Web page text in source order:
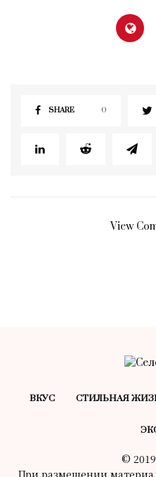
SHARE 0
View
ВКУС СТИЛЬНАЯ
©